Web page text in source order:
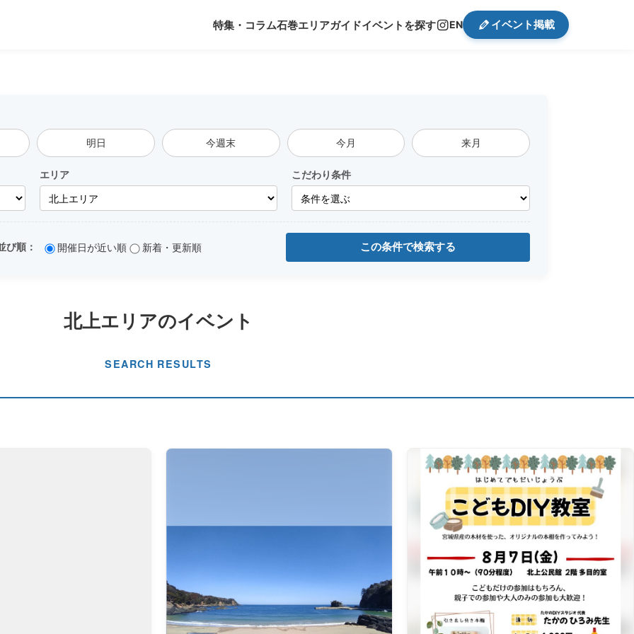
特集・コラム石巻エリアガイドイベントを探す EN イベント掲載
明日 今週末 今月 来月
エリア こだわり条件
び順： 開催日が近い順 新着・更新順 この条件で検索する
北上エリアのイベント
SEARCH RESULTS